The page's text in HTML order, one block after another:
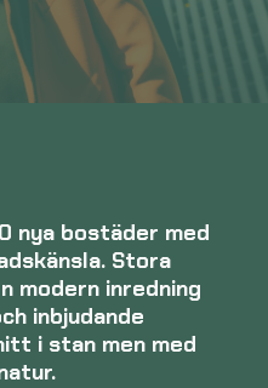
nya bostäder med
Stora
modern inredning
inbjudande
i stan men med